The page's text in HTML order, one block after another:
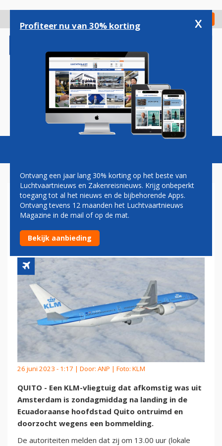
gaan
Check in
Magazine Podcasts Vacatures
KLM-VLIEGTUIG NA LANDING
IN ECUADOR ONTRUIMD
WEGENS BOMMELDING
26 juni 2023 - 1:17 | Door: ANP | Foto: KLM
QUITO - Een KLM-vliegtuig dat afkomstig was uit
Amsterdam is zondagmiddag na landing in de
Ecuadoraanse hoofdstad Quito ontruimd en
doorzocht wegens een bommelding.
De autoriteiten melden dat zij om 13.00 uur (lokale
Profiteer nu van 30% korting x
Ontvang een jaar lang 30% korting op het beste van
Luchtvaartnieuws en Zakenreisnieuws. Krijg onbeperkt
toegang tot al het nieuws en de bijbehorende Apps.
Ontvang tevens 12 maanden het Luchtvaartnieuws
Magazine in de mail of op de mat.
Bekijk aanbieding